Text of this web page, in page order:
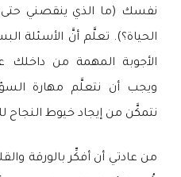
نفسك (ما الذي ينقصني
الحياة؟). تعلَّم أنَّ الأسئلة
الأجوبة المهمة من داخلك
ويجب أن نتعلَّم مهارة
نتمكَّن من إيجاد خيوط النجاح
من عادتي أن أفكِّر بالورقة